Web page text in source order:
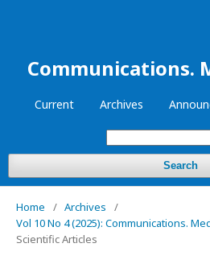
Communications.
Current Archives
Search
Home / Archives
/
Vol 10 No 4 (2025): Communications.
Scientific Articles